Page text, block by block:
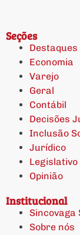
Seções
Destaques
Economia
Varejo
Geral
Contábil
Decisões
Inclusão
Jurídico
Legislativo
Opinião
Institucional
Sincovaga
Sobre nós